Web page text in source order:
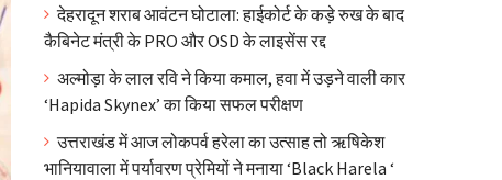
देहरादून शराब आवंटन घोटाला: हाईकोर्ट के कड़े रुख के बाद
कैबिनेट मंत्री के PRO और OSD के लाइसेंस रद्द
अल्मोड़ा के लाल रवि ने किया कमाल, हवा में उड़ने वाली कार
‘Hapida Skynex’ का किया सफल परीक्षण
उत्तराखंड में आज लोकपर्व हरेला का उत्साह तो ऋषिकेश
भानियावाला में पर्यावरण प्रेमियों ने मनाया ‘Black Harela ‘